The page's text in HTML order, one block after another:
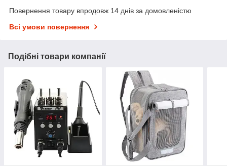
Повернення товару впродовж 14 днів за домовленістю
Всі умови повернення
Подібні товари компанії